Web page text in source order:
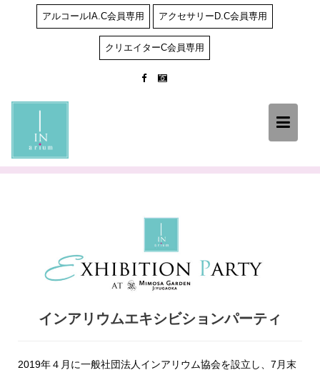
アルコールIA.C会員専用 アクセサリーD.C会員専用
クリエイターC会員専用
インアリウムエキシビションパーティ
2019年４月に一般社団法人インアリウム協会を設立し、7月末